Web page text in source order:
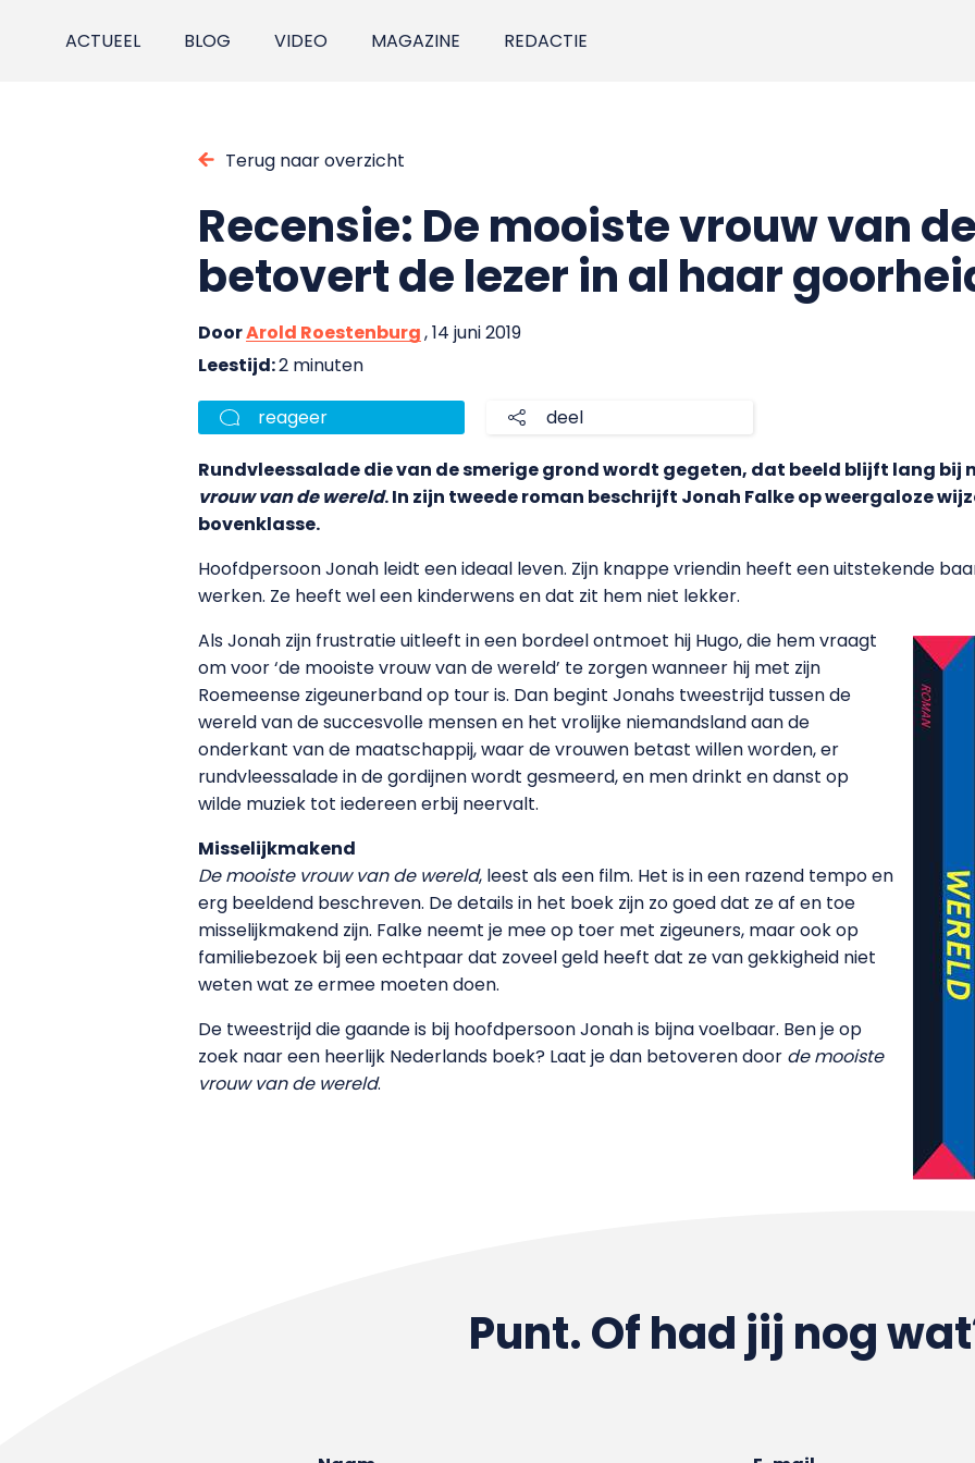
ACTUEEL BLOG VIDEO MAGAZINE REDACTIE
Terug naar overzicht
Recensie: De mooiste vrouw van
betovert de lezer in al haar
DoorArold Roestenburg, 14 juni 2019
Leestijd:2 minuten
reageer deel
Rundvleessalade die van de smerige grond wordt gegeten, dat beeld blijft lang bij
vrouw van de wereld. In zijn tweede roman beschrijft Jonah Falke op weergaloze
bovenklasse.
Hoofdpersoon Jonah leidt een ideaal leven. Zijn knappe vriendin heeft een uitstekende
werken. Ze heeft wel een kinderwens en dat zit hem niet lekker.
Als Jonah zijn frustratie uitleeft in een bordeel ontmoet hij Hugo, die hem vraagt
om voor ‘de mooiste vrouw van de wereld’ te zorgen wanneer hij met zijn
Roemeense zigeunerband op tour is. Dan begint Jonahs tweestrijd tussen de
wereld van de succesvolle mensen en het vrolijke niemandsland aan de
onderkant van de maatschappij, waar de vrouwen betast willen worden, er
rundvleessalade in de gordijnen wordt gesmeerd, en men drinkt en danst op
wilde muziek tot iedereen erbij neervalt.
Misselijkmakend
De mooiste vrouw van de wereld, leest als een film. Het is in een razend tempo en
erg beeldend beschreven. De details in het boek zijn zo goed dat ze af en toe
misselijkmakend zijn. Falke neemt je mee op toer met zigeuners, maar ook op
familiebezoek bij een echtpaar dat zoveel geld heeft dat ze van gekkigheid niet
weten wat ze ermee moeten doen.
De tweestrijd die gaande is bij hoofdpersoon Jonah is bijna voelbaar. Ben je op
zoek naar een heerlijk Nederlands boek? Laat je dan betoveren door de mooiste
vrouw van de wereld.
Punt. Of had jij nog